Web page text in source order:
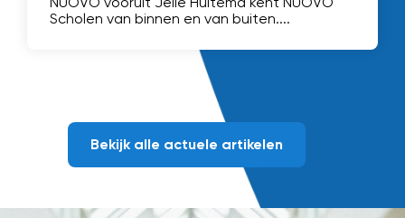
Scholen van binnen en van buiten....
Bekijk alle actuele artikelen